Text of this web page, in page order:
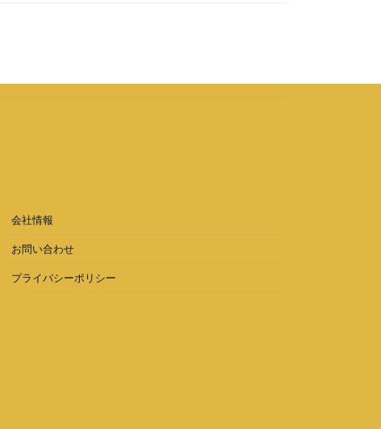
会社情報
お問い合わせ
プライバシーポリシー